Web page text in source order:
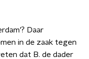
Daar
in de zaak tegen
dat B. de dader